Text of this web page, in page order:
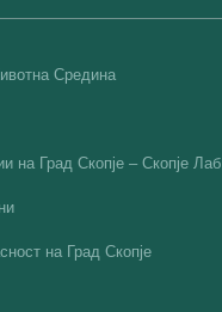
Средина
на Град Скопје – Скопје Лаб
на Град Скопјe